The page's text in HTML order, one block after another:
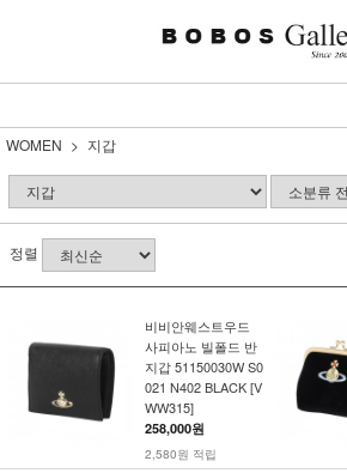
WOMEN 지갑
정렬
비비안웨스트우드
사피아노 빌폴드 반
지갑 51150030W S0
021 N402 BLACK [V
WW315]
258,000원
2,580원 적립